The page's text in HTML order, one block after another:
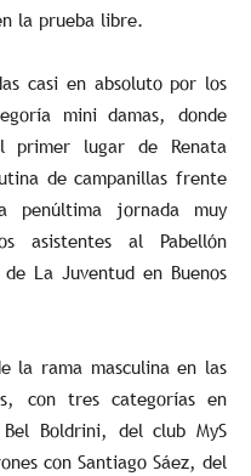
la prueba libre.
casi en absoluto por los
mini damas, donde
primer lugar de Renata
de campanillas frente
penúltima jornada muy
asistentes al Pabellón
La Juventud en Buenos
la rama masculina en las
con tres categorías en
Boldrini, del club MyS
con Santiago Sáez, del